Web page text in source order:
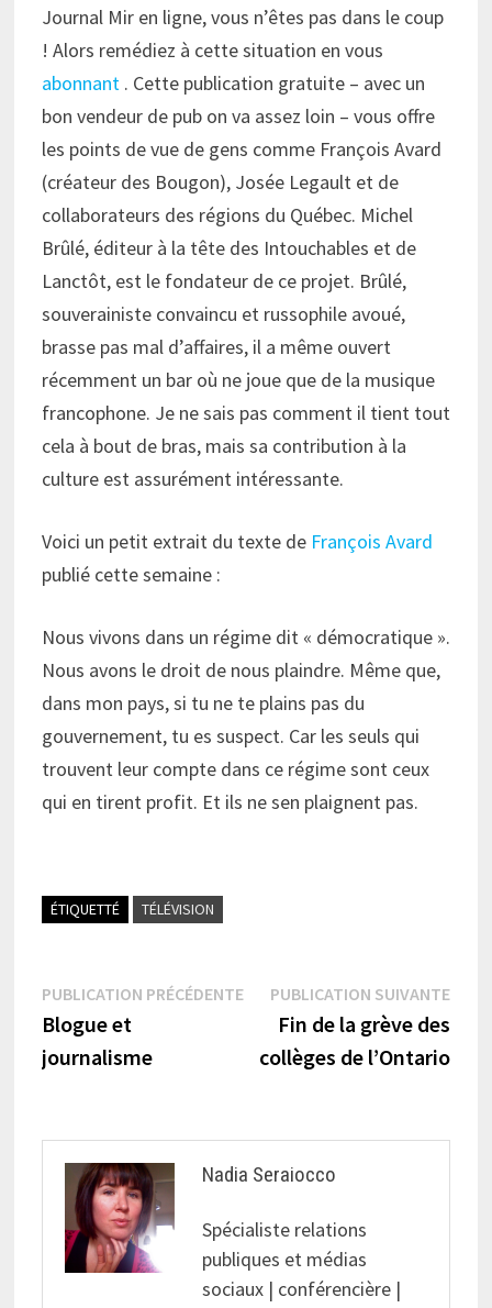
Journal Mir en ligne, vous n’êtes pas dans le coup
! Alors remédiez à cette situation en vous
abonnant . Cette publication gratuite – avec un
bon vendeur de pub on va assez loin – vous offre
les points de vue de gens comme François Avard
(créateur des Bougon), Josée Legault et de
collaborateurs des régions du Québec. Michel
Brûlé, éditeur à la tête des Intouchables et de
Lanctôt, est le fondateur de ce projet. Brûlé,
souverainiste convaincu et russophile avoué,
brasse pas mal d’affaires, il a même ouvert
récemment un bar où ne joue que de la musique
francophone. Je ne sais pas comment il tient tout
cela à bout de bras, mais sa contribution à la
culture est assurément intéressante.
Voici un petit extrait du texte de François Avard
publié cette semaine :
Nous vivons dans un régime dit « démocratique ».
Nous avons le droit de nous plaindre. Même que,
dans mon pays, si tu ne te plains pas du
gouvernement, tu es suspect. Car les seuls qui
trouvent leur compte dans ce régime sont ceux
qui en tirent profit. Et ils ne sen plaignent pas.
ÉTIQUETTÉ TÉLÉVISION
Navigation
de
l’article
PUBLICATION PRÉCÉDENTEPublication
précédente :
Blogue et
journalisme
PUBLICATION SUIVANTE
Fin de la grève des
collèges de l’Ontario
Nadia Seraiocco
Spécialiste relations
publiques et médias
sociaux | conférencière |